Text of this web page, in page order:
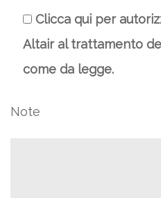
Clicca qui per
Altair al trattamento
come da legge.
Note